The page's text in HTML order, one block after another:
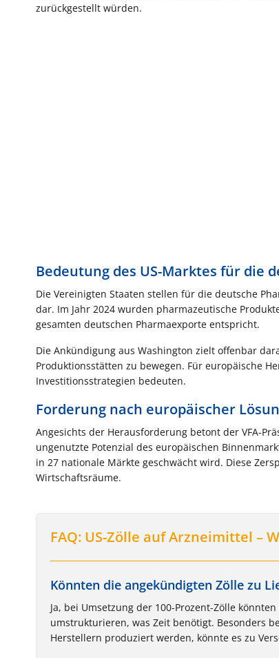
zurückgestellt würden.
Bedeutung des US-Marktes für die
Die Vereinigten Staaten stellen für die deutsche
dar. Im Jahr 2024 wurden pharmazeutische
gesamten deutschen Pharmaexporte entspricht.
Die Ankündigung aus Washington zielt offenbar
Produktionsstätten zu bewegen. Für europäische
Investitionsstrategien bedeuten.
Forderung nach europäischer
Angesichts der Herausforderung betont der VFA-
ungenutzte Potenzial des europäischen
in 27 nationale Märkte geschwächt wird. Diese
Wirtschaftsräume.
FAQ: US-Zölle auf Arzneimittel –
Könnten die angekündigten Zölle zu
Ja, bei Umsetzung der 100-Prozent-Zölle
umstrukturieren, was Zeit benötigt. Besonders
Herstellern produziert werden, könnte es zu